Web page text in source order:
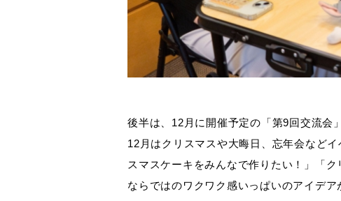
後半は、12月に開催予定の「第9回交流会
12月はクリスマスや大晦日、忘年会など
スマスケーキをみんなで作りたい！」「
ならではのワクワク感いっぱいのアイデア